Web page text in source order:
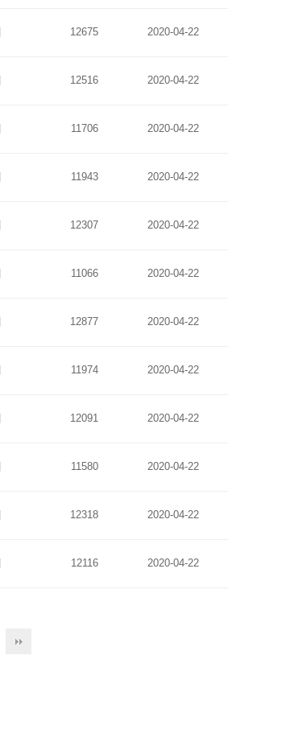
12675 2020-04-22
12516 2020-04-22
11706 2020-04-22
11943 2020-04-22
12307 2020-04-22
11066 2020-04-22
12877 2020-04-22
11974 2020-04-22
12091 2020-04-22
11580 2020-04-22
12318 2020-04-22
12116 2020-04-22